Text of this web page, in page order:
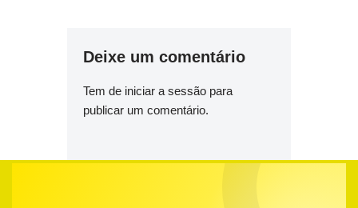
Deixe um comentário
Tem de iniciar a sessão para
publicar um comentário.